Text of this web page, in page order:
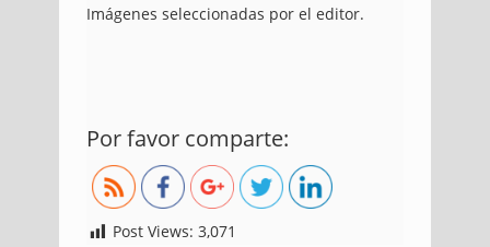
Imágenes seleccionadas por el editor.
Por favor comparte:ingenieria-social-inseguridad-
Post Views: 3,071